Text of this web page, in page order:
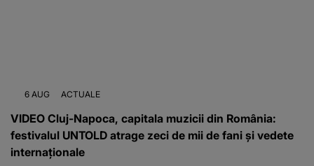
6 AUG ACTUALE
VIDEO Cluj-Napoca, capitala muzicii din România:
festivalul UNTOLD atrage zeci de mii de fani și vedete
internaționale